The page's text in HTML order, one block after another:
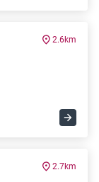
2.6km
2.7km